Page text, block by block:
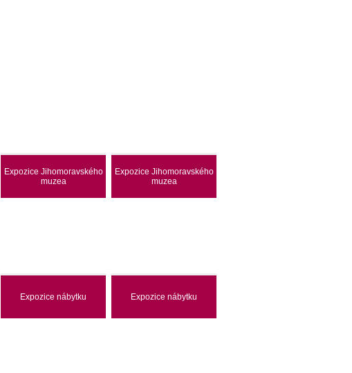
Expozice Jihomoravského
muzea
Expozice Jihomoravského
muzea
Expozice nábytku Expozice nábytku